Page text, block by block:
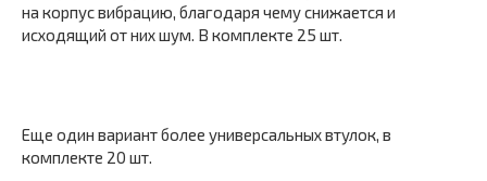
на корпус вибрацию, благодаря чему снижается и
исходящий от них шум. В комплекте 25 шт.
Еще один вариант более универсальных втулок, в
комплекте 20 шт.